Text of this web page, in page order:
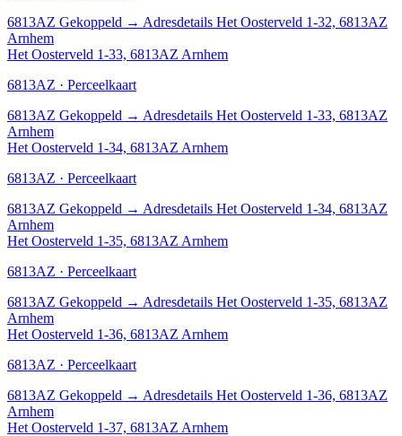
6813AZ Gekoppeld → Adresdetails Het Oosterveld 1-32, 6813AZ
Arnhem
Het Oosterveld 1-33, 6813AZ Arnhem
6813AZ · Perceelkaart
6813AZ Gekoppeld → Adresdetails Het Oosterveld 1-33, 6813AZ
Arnhem
Het Oosterveld 1-34, 6813AZ Arnhem
6813AZ · Perceelkaart
6813AZ Gekoppeld → Adresdetails Het Oosterveld 1-34, 6813AZ
Arnhem
Het Oosterveld 1-35, 6813AZ Arnhem
6813AZ · Perceelkaart
6813AZ Gekoppeld → Adresdetails Het Oosterveld 1-35, 6813AZ
Arnhem
Het Oosterveld 1-36, 6813AZ Arnhem
6813AZ · Perceelkaart
6813AZ Gekoppeld → Adresdetails Het Oosterveld 1-36, 6813AZ
Arnhem
Het Oosterveld 1-37, 6813AZ Arnhem